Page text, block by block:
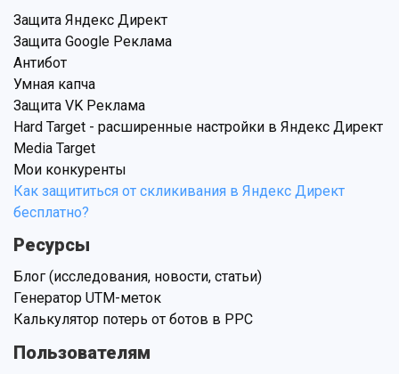
Защита Яндекс Директ
Защита Google Реклама
Антибот
Умная капча
Защита VK Реклама
Hard Target - расширенные настройки в Яндекс Директ
Media Target
Мои конкуренты
Как защититься от скликивания в Яндекс Директ
бесплатно?
Ресурсы
Блог (исследования, новости, статьи)
Генератор UTM-меток
Калькулятор потерь от ботов в PPC
Пользователям